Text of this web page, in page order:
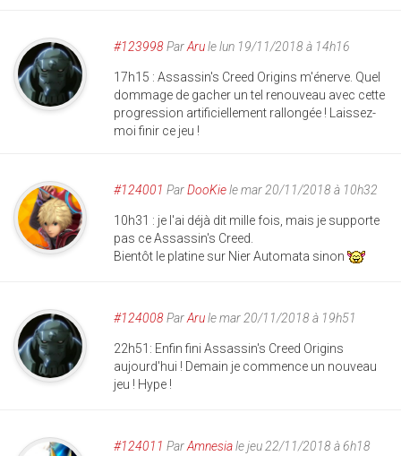
#123998ParArule lun 19/11/2018 à 14h16
17h15 : Assassin's Creed Origins m'énerve. Quel
dommage de gacher un tel renouveau avec cette
progression artificiellement rallongée ! Laissez-
moi finir ce jeu !
#124001 ParDooKiele mar 20/11/2018 à 10h32
10h31 : je l'ai déjà dit mille fois, mais je supporte
pas ce Assassin's Creed.
Bientôt le platine sur Nier Automata sinon
#124008ParArule mar 20/11/2018 à 19h51
22h51: Enfin fini Assassin's Creed Origins
aujourd'hui ! Demain je commence un nouveau
jeu ! Hype !
#124011 ParAmnesiale jeu 22/11/2018 à 6h18